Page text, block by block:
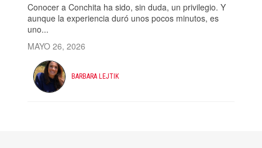
Conocer a Conchita ha sido, sin duda, un privilegio. Y
aunque la experiencia duró unos pocos minutos, es
uno...
MAYO 26, 2026
BARBARA LEJTIK